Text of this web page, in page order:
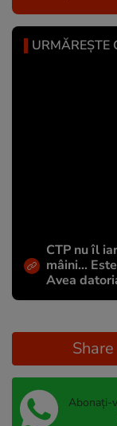
URMĂREȘTE
CTP nu îl
mâini...
Avea
Share
Abonați-